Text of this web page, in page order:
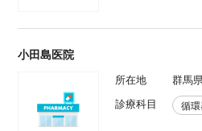
小田島医院
所在地
群馬
診療科目
循